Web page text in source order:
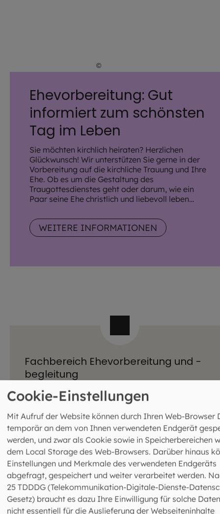
©
Ehevorbereitung: Gut
informiert zum schönsten
Tag im Leben
Sie möchten kirchlich heiraten? Herzlichen
Glückwunsch! Wir unterstützen Sie gerne in der
Vorbereitung auf die kirchliche Trauung und Ihre
Ehe. Ob es um die Gestaltung des
Traugottesdienstes geht oder darum, wie ein
Paar seine Ehe christlich und liebevoll leben
WEITERE INFORMATIONEN
Fachbereich Ehevorbereitung und -
begleitung
089 2137-1549
ehevorbereitung@eomuc.de
Mehr Infos zur Ehevorbereitung und -
begleitung
Cookie-Einstellungen
Mit Aufruf der Website können durch Ihren Web-Browser
temporär an dem von Ihnen verwendeten Endgerät
werden, und zwar als Cookie sowie in Speicherbereichen
dem Local Storage des Web-Browsers. Darüber hinaus
Einstellungen und Merkmale des verwendeten Endgeräts
abgefragt, gespeichert und weiter verarbeitet werden.
25 TDDDG (Telekommunikation-Digitale-Dienste-
Gesetz) braucht es dazu Ihre Einwilligung für solche
nicht essentiell für die Auslieferung der Webseiteninhalte